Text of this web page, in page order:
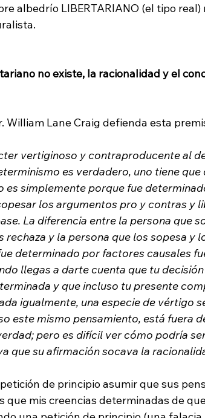
albedrío LIBERTARIANO (el tipo
no existe, la racionalidad y el
vertiginoso y contraproducente al
es verdadero, uno tiene que
es simplemente porque fue
los argumentos pro y contras y
La diferencia entre la persona que
y la persona que los sopesa y
determinado por factores causales
llegas a darte cuenta que tu
y que incluso tu presente
igualmente, una especie de vértigo
este mismo pensamiento, está fuera
pero es difícil ver cómo podría
que su afirmación socava la
de principio asumir que sus
que mis creencias determinadas de